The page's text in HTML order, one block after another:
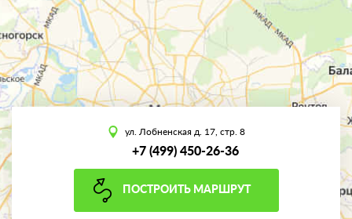
ул. Лобненская д. 17, стр. 8
+7 (499) 450-26-36
ПОСТРОИТЬ МАРШРУТ